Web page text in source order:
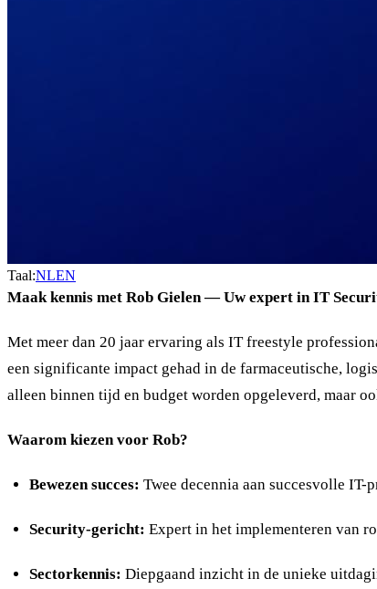
Taal:NLEN
Maak kennis met Rob Gielen — Uw expert in IT
Met meer dan 20 jaar ervaring als IT freestyle
een significante impact gehad in de farmaceutische,
alleen binnen tijd en budget worden opgeleverd, maar
Waarom kiezen voor Rob?
Bewezen succes: Twee decennia aan succesvolle
Security-gericht: Expert in het implementeren van
Sectorkennis: Diepgaand inzicht in de unieke